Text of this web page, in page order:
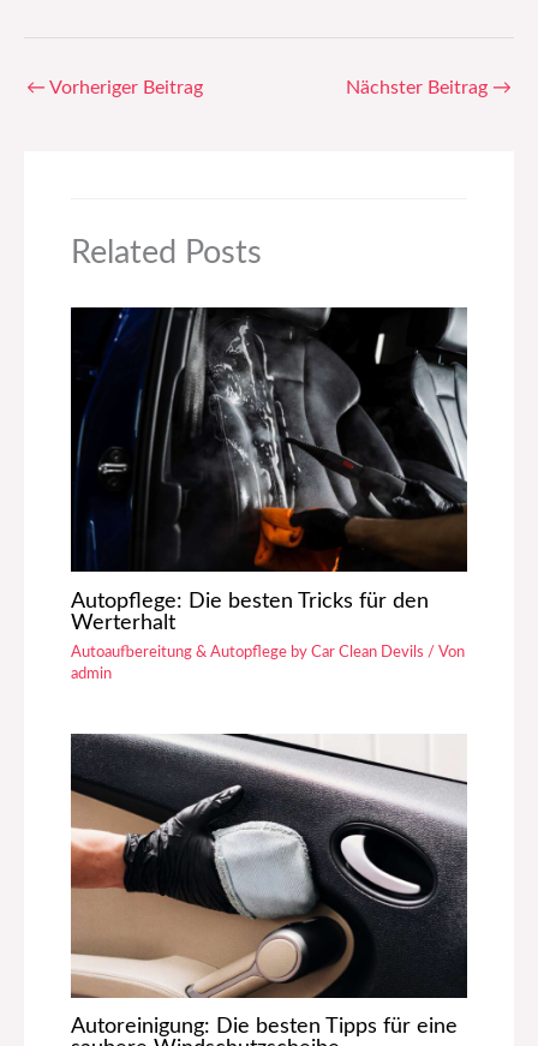
← Vorheriger Beitrag Nächster Beitrag →
Related Posts
Autopflege: Die besten Tricks für den
Werterhalt
Autoaufbereitung & Autopflege by Car Clean Devils / Von
admin
Autoreinigung: Die besten Tipps für eine